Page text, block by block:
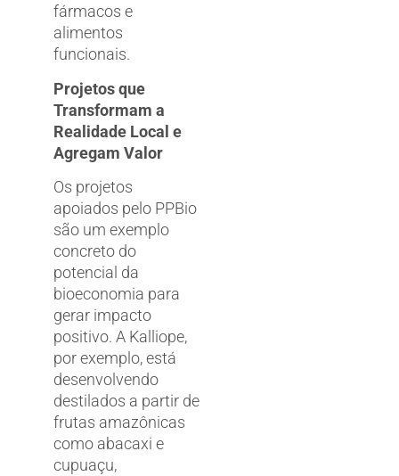
fármacos e
alimentos
funcionais.
Projetos que
Transformam a
Realidade Local e
Agregam Valor
Os projetos
apoiados pelo PPBio
são um exemplo
concreto do
potencial da
bioeconomia para
gerar impacto
positivo. A Kalliope,
por exemplo, está
desenvolvendo
destilados a partir de
frutas amazônicas
como abacaxi e
cupuaçu,